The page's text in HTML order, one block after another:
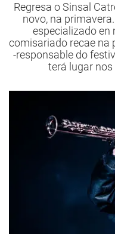
Regresa o Sinsal
novo, na primavera.
especializado en
comisariado recae na
-responsable do
terá lugar nos